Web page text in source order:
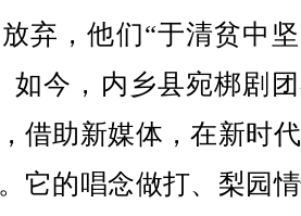
弃，他们“于清贫中
如今，内乡县宛梆剧
借助新媒体，在新时
它的唱念做打、梨园